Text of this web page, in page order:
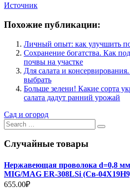
Источник
Похожие публикации:
Личный опыт: как улучшить
Сохранение богатства. Как
почвы на участке
Для салата и
выбрать
Больше зелени! Какие сорта
салата дадут ранний урожай
Сад и огород
Search
for:
Случайные товары
Нержавеющая проволока d=0,8 мм
MIG/MAG ER-308LSi (Св-
655.00₽